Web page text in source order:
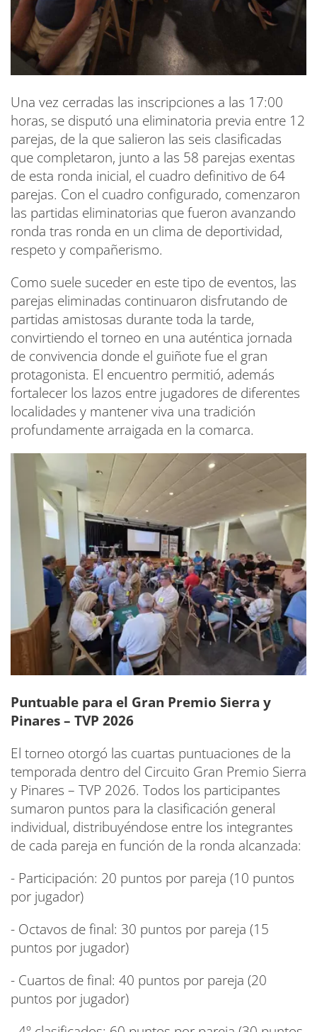
Una vez cerradas las inscripciones a las 17:00
horas, se disputó una eliminatoria previa entre 12
parejas, de la que salieron las seis clasificadas
que completaron, junto a las 58 parejas exentas
de esta ronda inicial, el cuadro definitivo de 64
parejas. Con el cuadro configurado, comenzaron
las partidas eliminatorias que fueron avanzando
ronda tras ronda en un clima de deportividad,
respeto y compañerismo.
Como suele suceder en este tipo de eventos, las
parejas eliminadas continuaron disfrutando de
partidas amistosas durante toda la tarde,
convirtiendo el torneo en una auténtica jornada
de convivencia donde el guiñote fue el gran
protagonista. El encuentro permitió, además
fortalecer los lazos entre jugadores de diferentes
localidades y mantener viva una tradición
profundamente arraigada en la comarca.
Puntuable para el Gran Premio Sierra y
Pinares – TVP 2026
El torneo otorgó las cuartas puntuaciones de la
temporada dentro del Circuito Gran Premio Sierra
y Pinares – TVP 2026. Todos los participantes
sumaron puntos para la clasificación general
individual, distribuyéndose entre los integrantes
de cada pareja en función de la ronda alcanzada:
- Participación: 20 puntos por pareja (10 puntos
por jugador)
- Octavos de final: 30 puntos por pareja (15
puntos por jugador)
- Cuartos de final: 40 puntos por pareja (20
puntos por jugador)